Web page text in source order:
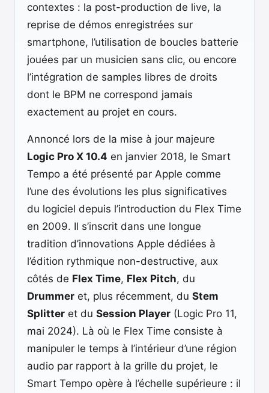
contextes : la post-production de live, la
reprise de démos enregistrées sur
smartphone, l’utilisation de boucles batterie
jouées par un musicien sans clic, ou encore
l’intégration de samples libres de droits
dont le BPM ne correspond jamais
exactement au projet en cours.
Annoncé lors de la mise à jour majeure
Logic Pro X 10.4 en janvier 2018, le Smart
Tempo a été présenté par Apple comme
l’une des évolutions les plus significatives
du logiciel depuis l’introduction du Flex Time
en 2009. Il s’inscrit dans une longue
tradition d’innovations Apple dédiées à
l’édition rythmique non-destructive, aux
côtés de Flex Time, Flex Pitch, du
Drummer et, plus récemment, du Stem
Splitter et du Session Player (Logic Pro 11,
mai 2024). Là où le Flex Time consiste à
manipuler le temps à l’intérieur d’une région
audio par rapport à la grille du projet, le
Smart Tempo opère à l’échelle supérieure : il